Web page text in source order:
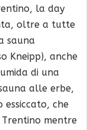
la day
oltre a tutte
sauna
Kneipp), anche
di una
alle erbe,
che
mentre